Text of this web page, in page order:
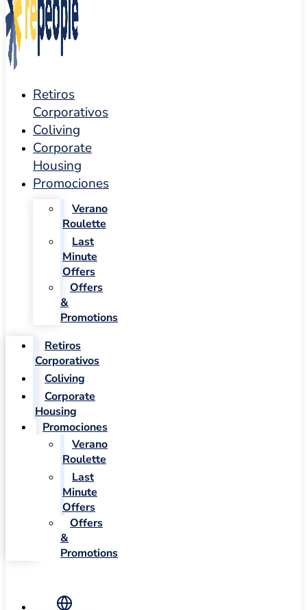
Retiros
Corporativos
Coliving
Corporate
Housing
Promociones
Verano
Roulette
Last
Minute
Offers
Offers
&
Promotions
Retiros
Corporativos
Coliving
Corporate
Housing
Promociones
Verano
Roulette
Last
Minute
Offers
Offers
&
Promotions